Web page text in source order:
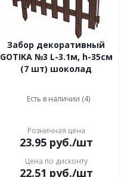
Забор декоративный
GOTIKA №3 L-3.1м, h-35cм
(7 шт) шоколад
Есть в наличии (4)
Розничная цена
23.95руб./шт
Цена по дисконту
22.51 руб./шт